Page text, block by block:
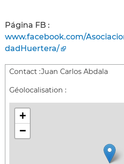
Página FB :
www.facebook.com/
dadHuertera/
Contact :Juan Carlos Abdala
Géolocalisation :
+
−